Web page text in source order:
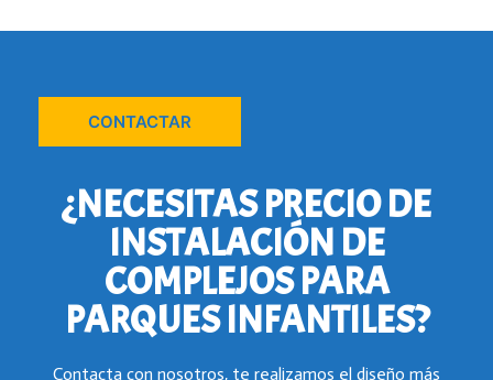
¿NECESITAS PRECIO DE
INSTALACIÓN DE
COMPLEJOS PARA
PARQUES INFANTILES?
Contacta con nosotros, te realizamos el diseño más
CONTACTAR